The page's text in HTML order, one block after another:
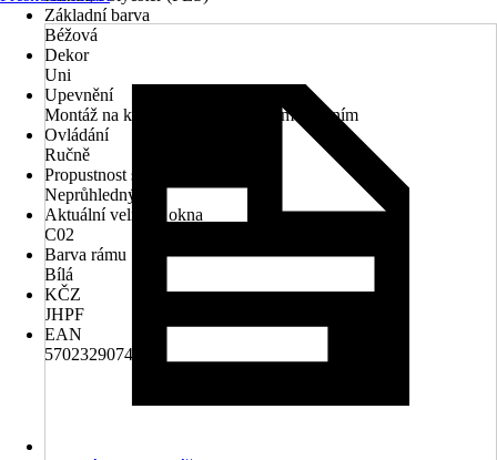
Základní barva
Béžová
Dekor
Uni
Upevnění
Montáž na křídlo, Montáž s bočním vedením
Ovládání
Ručně
Propustnost světla
Neprůhledný
Aktuální velikost okna
C02
Barva rámu
Bílá
KČZ
JHPF
EAN
5702329074414